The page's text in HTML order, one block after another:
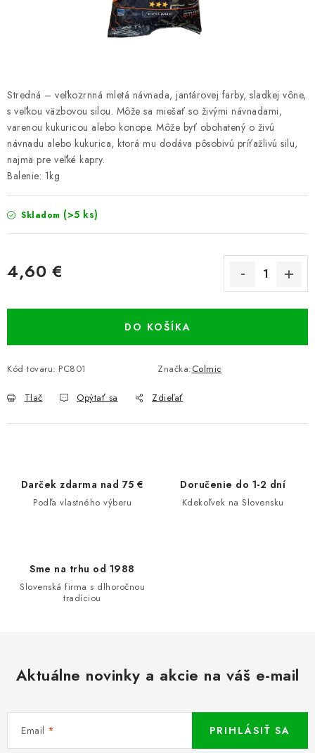
NAVIJAKY
PRÚTY
KONTAKTY
ZNAČKY
Navštívte našu predajňu vo Dvoroch nad Žitavou »
Stredná – veľkozrnná mletá návnada, jantárovej farby, sladkej vône,
s veľkou väzbovou silou. Môže sa miešať so živými návnadami,
varenou kukuricou alebo konope. Môže byť obohatený o živú
návnadu alebo kukurica, ktorá mu dodáva pôsobivú príťažlivú silu,
najmä pre veľké kapry.
Balenie: 1kg
Skladom (>5 ks)
4,60 €
DO KOŠÍKA
Kód tovaru: PC801 Značka:Colmic
Tlač Opýtať sa Zdieľať
Darček zdarma nad 75 €
Podľa vlastného výberu
Doručenie do 1-2 dní
Kdekoľvek na Slovensku
Sme na trhu od 1988
Slovenská firma s dlhoročnou
tradíciou
Aktuálne novinky a akcie na váš e-mail
Email PRIHLÁSIŤ SA